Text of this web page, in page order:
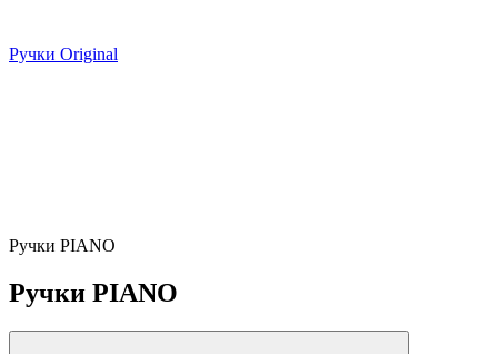
Ручки Original
Ручки PIANO
Ручки PIANO